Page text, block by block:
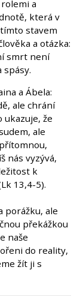
a
která v
stavem
a otázka:
smrt není
spásy.
a Ábela:
ale chrání
ukazuje, že
ale
nás vyzývá,
k
13,4-5).
porážku, ale
překážkou
naše
do reality,
žít ji s